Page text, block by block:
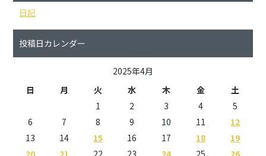
日記
投稿日カレンダー
2025年4月
日
月 火 水 木 金
土
1
2 3 4
5
6
7 8 9 10 11
12
13
14 15 16 17 18
19
20
21 22 23 24 25 26